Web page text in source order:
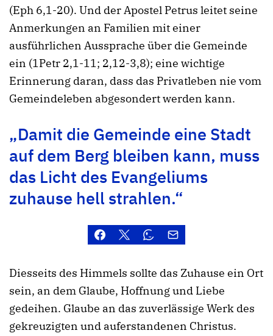
(Eph 6,1-20). Und der Apostel Petrus leitet seine
Anmerkungen an Familien mit einer
ausführlichen Aussprache über die Gemeinde
ein (1Petr 2,1-11; 2,12-3,8); eine wichtige
Erinnerung daran, dass das Privatleben nie vom
Gemeindeleben abgesondert werden kann.
„Damit die Gemeinde eine Stadt
auf dem Berg bleiben kann, muss
das Licht des Evangeliums
zuhause hell strahlen.“
Diesseits des Himmels sollte das Zuhause ein Ort
sein, an dem Glaube, Hoffnung und Liebe
gedeihen. Glaube an das zuverlässige Werk des
gekreuzigten und auferstandenen Christus.